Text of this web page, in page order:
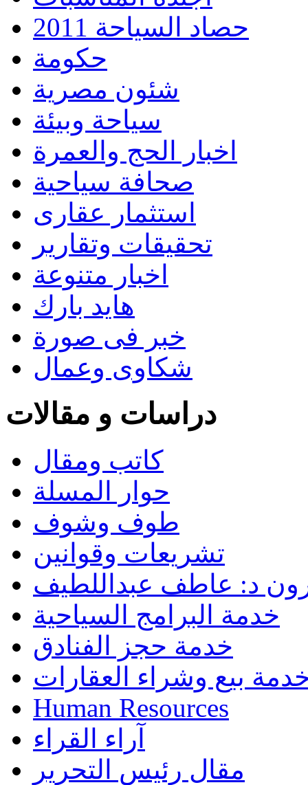
حصاد السياحة 2011
حكومة
شئون مصرية
سياحة وبيئة
اخبار الحج والعمرة
صحافة سياحية
استثمار عقارى
تحقيقات وتقارير
اخبار متنوعة
هايد بارك
خبر فى صورة
شكاوى وعمال
دراسات و مقالات
كاتب ومقال
حوار المسلة
طوف وشوف
تشريعات وقوانين
د: عاطف عبداللطيف
خدمة البرامج السياحية
خدمة حجز الفنادق
بيع وشراء العقارات
Human Resources
آراء القراء
مقال رئيس التحرير